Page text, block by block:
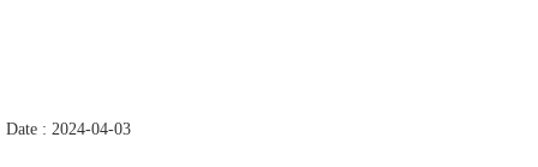
Date : 2024-04-03